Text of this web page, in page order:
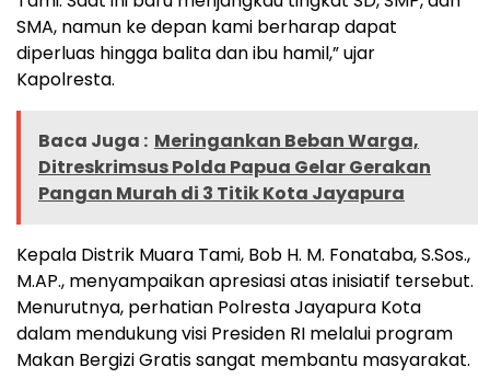
SMA, namun ke depan kami berharap dapat
diperluas hingga balita dan ibu hamil,” ujar
Kapolresta.
Baca Juga : Meringankan Beban Warga,
Ditreskrimsus Polda Papua Gelar Gerakan
Pangan Murah di 3 Titik Kota Jayapura
Kepala Distrik Muara Tami, Bob H. M. Fonataba, S.Sos.,
M.AP., menyampaikan apresiasi atas inisiatif tersebut.
Menurutnya, perhatian Polresta Jayapura Kota
dalam mendukung visi Presiden RI melalui program
Makan Bergizi Gratis sangat membantu masyarakat.